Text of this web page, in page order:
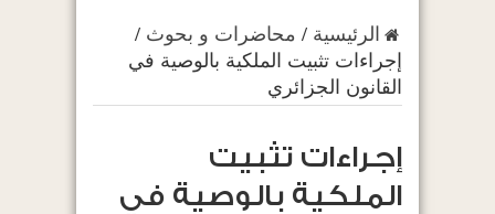
الرئيسية / محاضرات و بحوث /
إجراءات تثبيت الملكية بالوصية في
القانون الجزائري
إجراءات تثبيت
الملكية بالوصية في